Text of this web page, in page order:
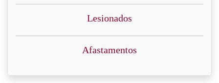
Lesionados
Afastamentos